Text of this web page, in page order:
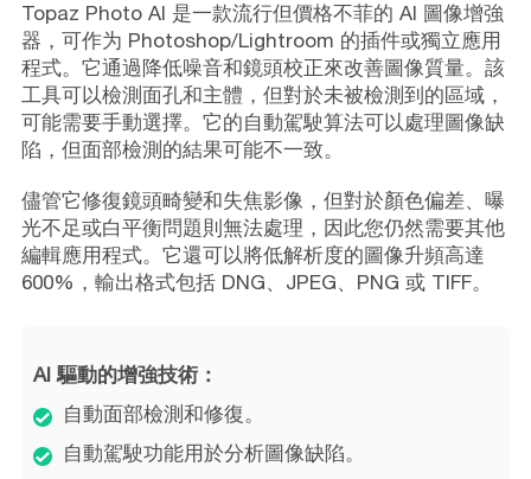
Topaz Photo AI 是一款流行但價格不菲的 AI 圖像增強
器，可作为 Photoshop/Lightroom 的插件或獨立應用
程式。它通過降低噪音和鏡頭校正來改善圖像質量。該
工具可以檢測面孔和主體，但對於未被檢測到的區域，
可能需要手動選擇。它的自動駕駛算法可以處理圖像缺
陷，但面部檢測的結果可能不一致。
儘管它修復鏡頭畸變和失焦影像，但對於顏色偏差、曝
光不足或白平衡問題則無法處理，因此您仍然需要其他
編輯應用程式。它還可以將低解析度的圖像升頻高達
600%，輸出格式包括 DNG、JPEG、PNG 或 TIFF。
AI 驅動的增強技術：
自動面部檢測和修復。
自動駕駛功能用於分析圖像缺陷。